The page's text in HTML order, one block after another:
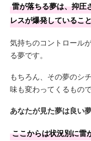
雷が落ちる夢は、抑圧
レスが爆発しているこ
気持ちのコントロール
る夢です。
もちろん、その夢のシ
味も変わってくるもので
あなたが見た夢は良い
ここからは状況別に雷